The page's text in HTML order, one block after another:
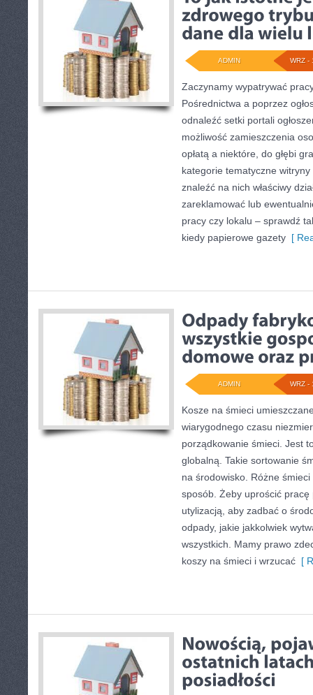
WRZ -
ADMIN
Zaczynamy wypatrywać
Pośrednictwa a poprzez
odnaleźć setki portali
możliwość zamieszczenia
opłatą a niektóre, do głębi
kategorie tematyczne witryny
znaleźć na nich właściwy
zareklamować lub
pracy czy lokalu – sprawdź
kiedy papierowe gazety [
WRZ -
ADMIN
Kosze na śmieci
wiarygodnego czasu
porządkowanie śmieci. Jest
globalną. Takie sortowanie
na środowisko. Różne
sposób. Żeby uprościć
utylizacją, aby zadbać o
odpady, jakie jakkolwiek
wszystkich. Mamy prawo
koszy na śmieci i wrzucać [